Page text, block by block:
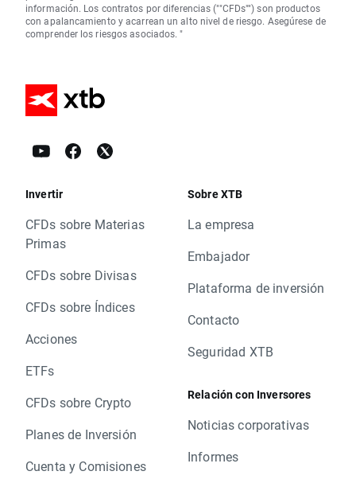
información. Los contratos por diferencias (""CFDs"") son productos
con apalancamiento y acarrean un alto nivel de riesgo. Asegúrese de
comprender los riesgos asociados. "
Invertir
CFDs sobre Materias
Primas
CFDs sobre Divisas
CFDs sobre Índices
Acciones
ETFs
CFDs sobre Crypto
Planes de Inversión
Cuenta y Comisiones
Sobre XTB
La empresa
Embajador
Plataforma de inversión
Contacto
Seguridad XTB
Relación con Inversores
Noticias corporativas
Informes